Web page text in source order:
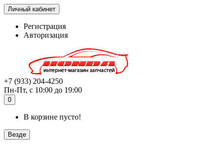
Личный кабинет
Регистрация
Авторизация
+7 (933) 204-4250
Пн-Пт, с 10:00 до 19:00
0
В корзине пусто!
Везде